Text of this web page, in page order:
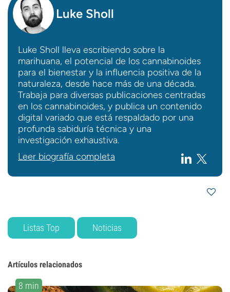
Luke Sholl
Luke Sholl lleva escribiendo sobre la
marihuana, el potencial de los cannabinoides
para el bienestar y la influencia positiva de la
naturaleza, desde hace más de una década.
Trabaja para diversas publicaciones centradas
en los cannabinoides, y publica un contenido
digital variado que está respaldado por una
profunda sabiduría técnica y una
investigación exhaustiva.
Leer biografía completa
Listas Top Noticias
Artículos relacionados
8 min